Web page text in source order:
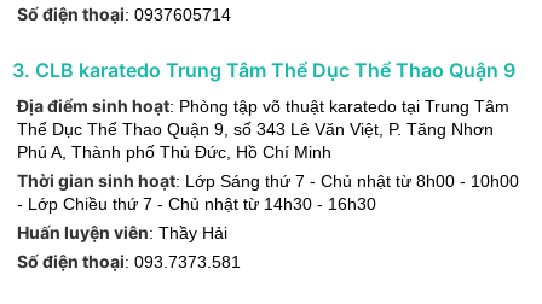
Số điện thoại: 0937605714
3. CLB karatedo Trung Tâm Thể Dục Thể Thao Quận 9
Địa điểm sinh hoạt: Phòng tập võ thuật karatedo tại Trung Tâm
Thể Dục Thể Thao Quận 9, số 343 Lê Văn Việt, P. Tăng Nhơn
Phú A Thành phố Thủ Đức Hồ Chí Minh
Thời gian sinh hoạt: Lớp Sáng thứ 7 - Chủ nhật từ 8h00 - 10h00
- Lớp Chiều thứ 7 - Chủ nhật từ 14h30 - 16h30
Huấn luyện viên: Thầy Hải
Số điện thoại: 093.7373.581